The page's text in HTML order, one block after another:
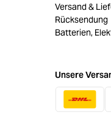
Versand &
Rücksendung
Batterien,
Unsere